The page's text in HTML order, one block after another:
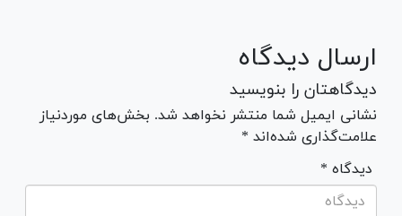
ارسال دیدگاه
دیدگاهتان را بنویسید
نشانی ایمیل شما منتشر نخواهد شد. بخش‌های موردنیاز
علامت‌گذاری شده‌اند *
* دیدگاه